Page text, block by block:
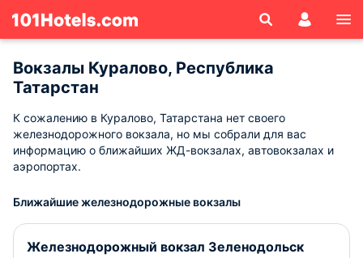
Вокзалы Куралово, Республика
Татарстан
К сожалению в Куралово, Татарстана нет своего
железнодорожного вокзала, но мы собрали для вас
информацию о ближайших ЖД-вокзалах, автовокзалах и
аэропортах.
Ближайшие железнодорожные вокзалы
Железнодорожный вокзал Зеленодольск